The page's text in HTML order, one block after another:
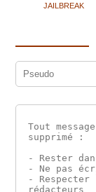
JAILBREAK